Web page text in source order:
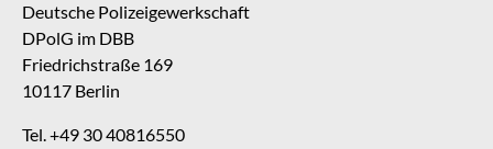
Deutsche Polizeigewerkschaft
DPolG im DBB
Friedrichstraße 169
10117 Berlin
Tel. +49 30 40816550